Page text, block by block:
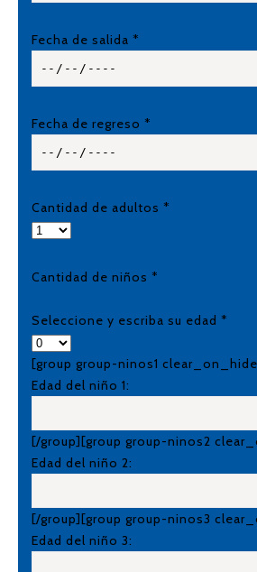
Fecha de salida *
Fecha de regreso *
Cantidad de adultos *
Cantidad de niños *
Seleccione y escriba su edad *
[group group-ninos1
Edad del niño 1:
[/group][group group-ninos2
Edad del niño 2:
[/group][group group-ninos3
Edad del niño 3: